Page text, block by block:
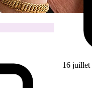
16 juillet